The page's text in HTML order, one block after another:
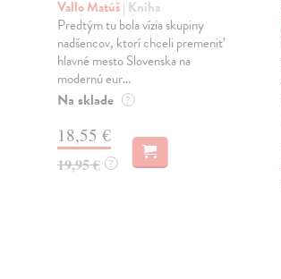
Vallo Matúš| Kniha
Predtým tu bola vízia skupiny
nadšencov, ktorí chceli premeniť
hlavné mesto Slovenska na
modernú eur...
Na sklade ?
18,55 €
19,95 € ?